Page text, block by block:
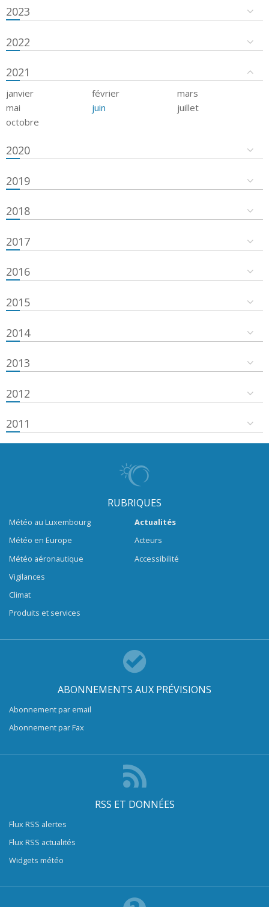
2023
2022
2021
janvier février
mars
mai
juin
juillet
octobre
2020
2019
2018
2017
2016
2015
2014
2013
2012
2011
RUBRIQUES
Météo au Luxembourg
Météo en Europe
Météo aéronautique
Vigilances
Climat
Produits et services
Actualités
Acteurs
Accessibilité
ABONNEMENTS AUX PRÉVISIONS
Abonnement par email
Abonnement par Fax
RSS ET DONNÉES
Flux RSS alertes
Flux RSS actualités
Widgets météo